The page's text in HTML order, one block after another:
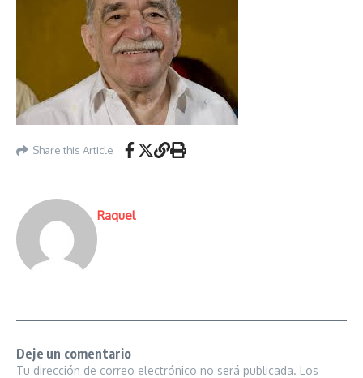
Share this Article
Raquel
Deje un comentario
Tu dirección de correo electrónico no será publicada. Los